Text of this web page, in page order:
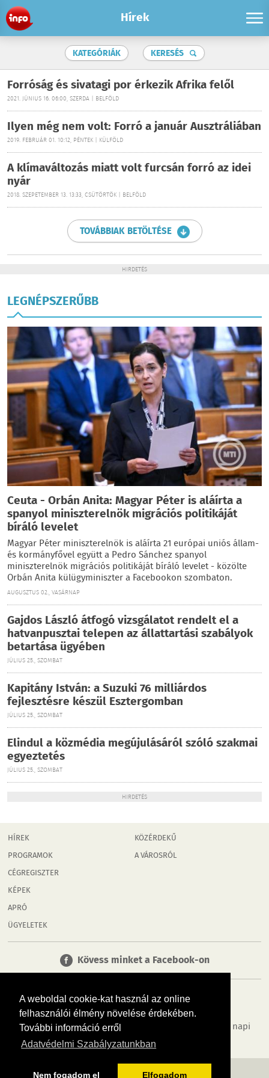
A weboldal cookie-kat használ az online
felhasználói élmény növelése érdekében.
További információ erről
Adatvédelmi Szabályzatunkban
Nem fogadom el Elfogadom
Hírek
KATEGÓRIÁK KERESÉS
Forróság és sivatagi por érkezik Afrika felől
2021. JÚNIUS 16. 06:00, SZERDA | BELFÖLD
Ilyen még nem volt: Forró a január Ausztráliában
2019. FEBRUÁR 01. 10:12, PÉNTEK | KÜLFÖLD
A klímaváltozás miatt volt furcsán forró az idei
nyár
2018. SZEPETEMBER 13. 13:33, CSÜTÖRTÖK | BELFÖLD
TOVÁBBIAK BETÖLTÉSE
HIRDETÉS
LEGNÉPSZERŰBB
Ceuta - Orbán Anita: Magyar Péter is aláírta a
spanyol miniszterelnök migrációs politikáját
bíráló levelet
Magyar Péter miniszterelnök is aláírta 21 európai uniós állam-
és kormányfővel együtt a Pedro Sánchez spanyol
miniszterelnök migrációs politikáját bíráló levelet - közölte
Orbán Anita külügyminiszter a Facebookon szombaton.
AUGUSZTUS 02., VASÁRNAP
Gajdos László átfogó vizsgálatot rendelt el a
hatvanpusztai telepen az állattartási szabályok
betartása ügyében
JÚLIUS 25., SZOMBAT
Kapitány István: a Suzuki 76 milliárdos
fejlesztésre készül Esztergomban
JÚLIUS 25., SZOMBAT
Elindul a közmédia megújulásáról szóló szakmai
egyeztetés
JÚLIUS 25., SZOMBAT
HIRDETÉS
HÍREK
PROGRAMOK
CÉGREGISZTER
KÉPEK
APRÓ
ÜGYELETEK
KÖZÉRDEKŰ
A VÁROSRÓL
Kövess minket a Facebook-on
Tudj meg többet városodról! Hírek, programok, képek, napi
menü, cégek…. és minden, ami Győr
MÉDIAAJÁNLÓ ADATVÉDELEM IMPRESSZUM RÓLUNK